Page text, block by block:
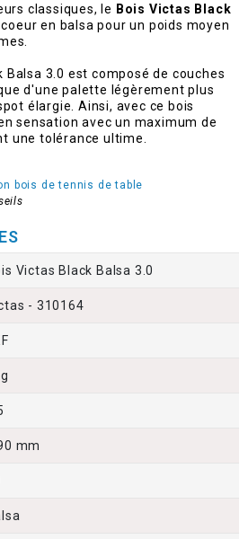
classiques, le Bois Victas Black
en balsa pour un poids moyen
Balsa 3.0 est composé de couches
d'une palette légèrement plus
élargie. Ainsi, avec ce bois
sensation avec un maximum de
une tolérance ultime.
bois de tennis de table
Victas Black Balsa 3.0
- 310164
mm